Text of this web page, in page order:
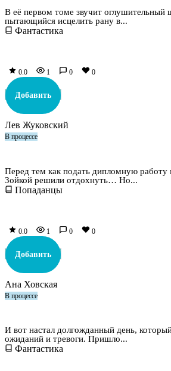
В её первом томе звучит оглушительный
пытающийся исцелить рану в...
Фантастика
0.0 1 0 0
Добавить
Лев Жуковский
В процессе
Перед тем как подать дипломную
Зойкой решили отдохнуть… Но...
Попаданцы
0.0 1 0 0
Добавить
Ана Ховская
В процессе
И вот настал долгожданный день,
ожиданий и тревоги. Пришло...
Фантастика